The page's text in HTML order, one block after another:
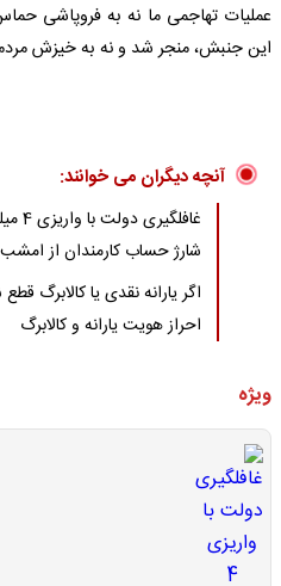
عملیات تهاجمی ما نه به فروپاشی
این جنبش، منجر شد و نه به خیزش
آنچه دیگران می خوانند:
شارژ حساب کارمندان از امشب
اگر یارانه نقدی یا کالابرگ
احراز هویت یارانه و کالابرگ
ویژه